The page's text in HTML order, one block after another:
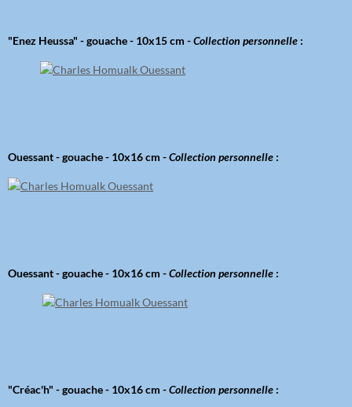
"Enez Heussa" - gouache - 10x15 cm -Collection personnelle :
Ouessant - gouache - 10x16 cm -Collection personnelle :
Ouessant - gouache - 10x16 cm -Collection personnelle :
"Créac'h" - gouache - 10x16 cm -Collection personnelle :